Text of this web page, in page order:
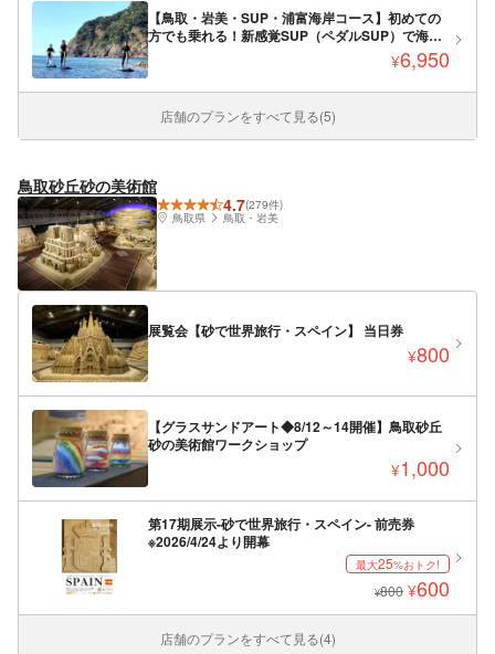
【鳥取・岩美・SUP・浦富海岸コース】初めての
方でも乗れる！新感覚SUP（ペダルSUP）で海上
¥6,950
店舗のプランをすべて見る(5)
鳥取砂丘砂の美術館
4.7(279件)
鳥取県
鳥取・岩美
展覧会【砂で世界旅行・スペイン】 当日券
¥800
【グラスサンドアート◆8/12～14開催】鳥取砂丘
砂の美術館ワークショップ
¥1,000
第17期展示-砂で世界旅行・スペイン- 前売券
※2026/4/24より開幕
最大25%おトク!
¥800 ¥600
店舗のプランをすべて見る(4)